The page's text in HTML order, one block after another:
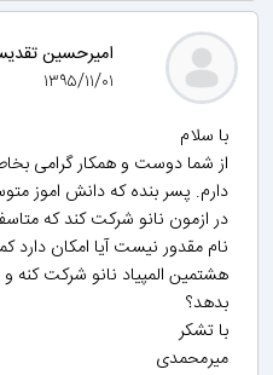
امیرحسین
۱۳۹۵/۱۱/۰۱
با سلام
از شما دوست و همکار گرامی
دارم. پسر بنده که دانش اموز
در ازمون نانو شرکت کند که
نام مقدور نیست آیا امکان دارد
هشتمین المپیاد نانو شرکت کنه و
بدهد؟
با تشکر
میرمحمدی